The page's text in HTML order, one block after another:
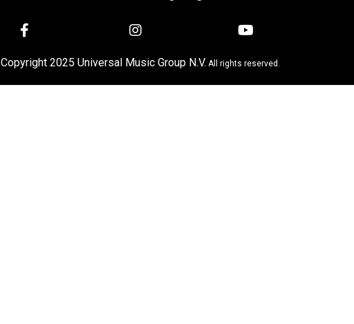
Copyright 2025 Universal Music Group N.V. All rights reserved.